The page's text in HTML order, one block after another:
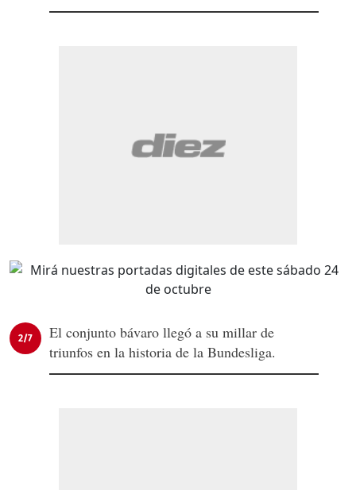
2/7
El conjunto bávaro llegó a su millar de
triunfos en la historia de la Bundesliga.